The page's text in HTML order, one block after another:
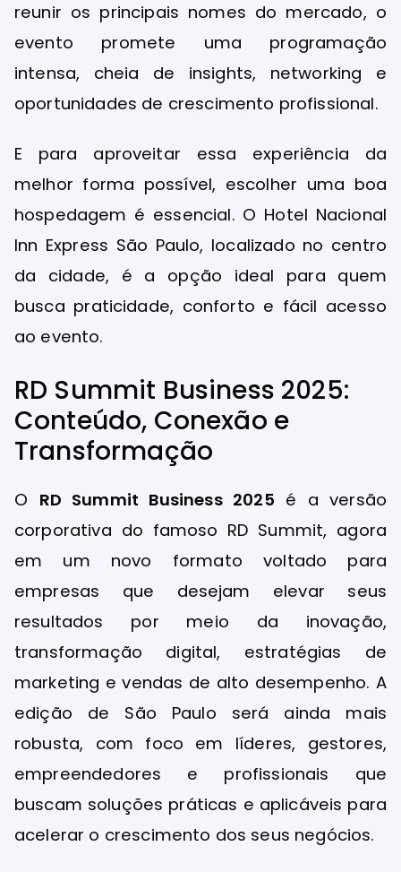
reunir os principais nomes do mercado, o
evento promete uma programação
intensa, cheia de insights, networking e
oportunidades de crescimento profissional.
E para aproveitar essa experiência da
melhor forma possível, escolher uma boa
hospedagem é essencial. O Hotel Nacional
Inn Express São Paulo, localizado no centro
da cidade, é a opção ideal para quem
busca praticidade, conforto e fácil acesso
ao evento.
RD Summit Business 2025:
Conteúdo, Conexão e
Transformação
O RD Summit Business 2025 é a versão
corporativa do famoso RD Summit, agora
em um novo formato voltado para
empresas que desejam elevar seus
resultados por meio da inovação,
transformação digital, estratégias de
marketing e vendas de alto desempenho. A
edição de São Paulo será ainda mais
robusta, com foco em líderes, gestores,
empreendedores e profissionais que
buscam soluções práticas e aplicáveis para
acelerar o crescimento dos seus negócios.